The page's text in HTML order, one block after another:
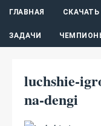
ГЛАВНАЯ СКАЧАТЬ
ЗАДАЧИ
luchshie-
na-dengi